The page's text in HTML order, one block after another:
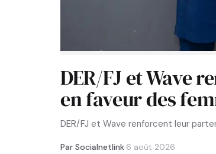
DER/FJ et Wave
en faveur des
DER/FJ et Wave renforcent leur
Par Socialnetlink·6 août 2026